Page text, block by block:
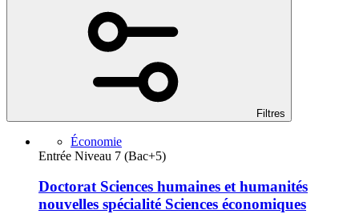
Filtres
Économie
Entrée Niveau 7 (Bac+5)
Doctorat Sciences humaines et humanités
nouvelles spécialité Sciences économiques